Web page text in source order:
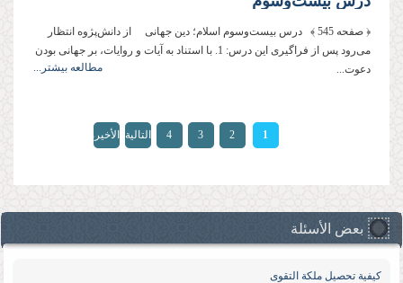
﴿ صفحه 545 ﴾ درس بیست‌وسوم اسلام؛ دین جهانی از دانش‌پژوه انتظار
می‌رود پس از فراگیری این درس: 1. با استناد به آیات و روایات، بر جهانی بودن
دعوت...
مطالعه بیشتر...
الصفحات
1
2
3
4 التالية الأخيرة
بعض الأسئلة
كیفیة تحصیل ملكة التقوى